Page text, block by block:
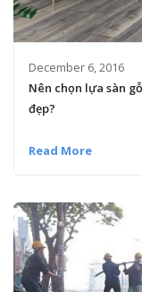
December 6, 2016
Nên chọn lựa sàn
đẹp?
Read More